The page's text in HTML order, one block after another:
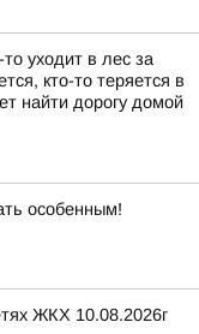
уходит в лес за
кто-то теряется в
найти дорогу домой
особенным!
ЖКХ 10.08.2026г